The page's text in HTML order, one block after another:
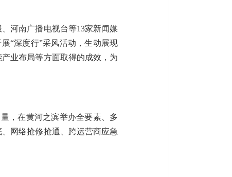
河南广播电视台等13家新闻媒
“深度行”采风活动，生动展现
业布局等方面取得的成效，为
，在黄河之滨举办全要素、多
网络抢修抢通、跨运营商应急